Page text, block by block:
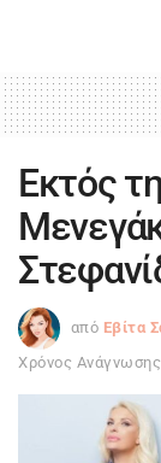
Εκτός
από Εβίτα
Χρόνος